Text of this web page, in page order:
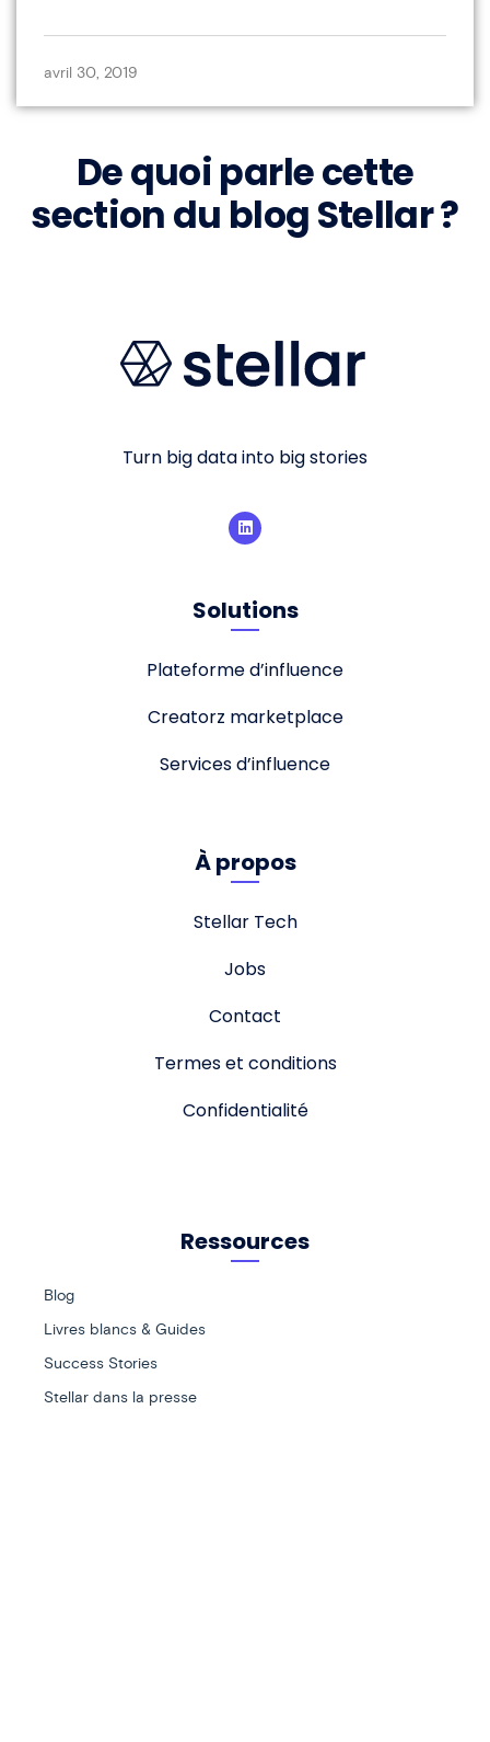
avril 30, 2019
De quoi parle cette
section du blog Stellar ?
Turn big data into big stories
Solutions
Plateforme d’influence
Creatorz marketplace
Services d’influence
À propos
Stellar Tech
Jobs
Contact
Termes et conditions
Confidentialité
Ressources
Blog
Livres blancs & Guides
Success Stories
Stellar dans la presse